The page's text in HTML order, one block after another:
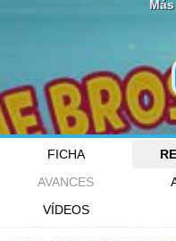
FICHA
AVANCES
VÍDEOS